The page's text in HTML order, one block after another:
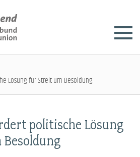
Lösung für Streit um Besoldung
politische Lösung